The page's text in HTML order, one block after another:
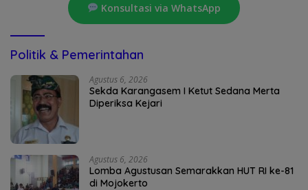
Konsultasi via WhatsApp
Politik & Pemerintahan
Agustus 6, 2026
Sekda Karangasem I Ketut Sedana Merta
Diperiksa Kejari
Agustus 6, 2026
Lomba Agustusan Semarakkan HUT RI ke-81
di Mojokerto